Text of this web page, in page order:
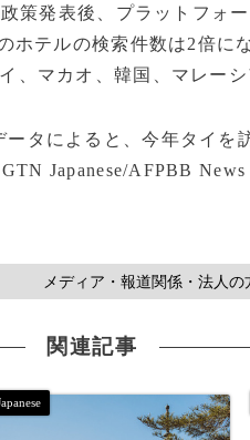
策発表後、プラットフォ
ホテルの検索件数は2倍に
、マカオ、韓国、マレーシ
タによると、今年タイを
Japanese/AFPBB News
メディア・報道関係・法人
関連記事